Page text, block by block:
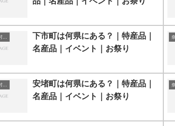
奈良県の市町村一覧
下市町は何県にある？｜特産品｜
名産品｜イベント｜お祭り
奈良県の市町村一覧
安堵町は何県にある？｜特産品｜
名産品｜イベント｜お祭り